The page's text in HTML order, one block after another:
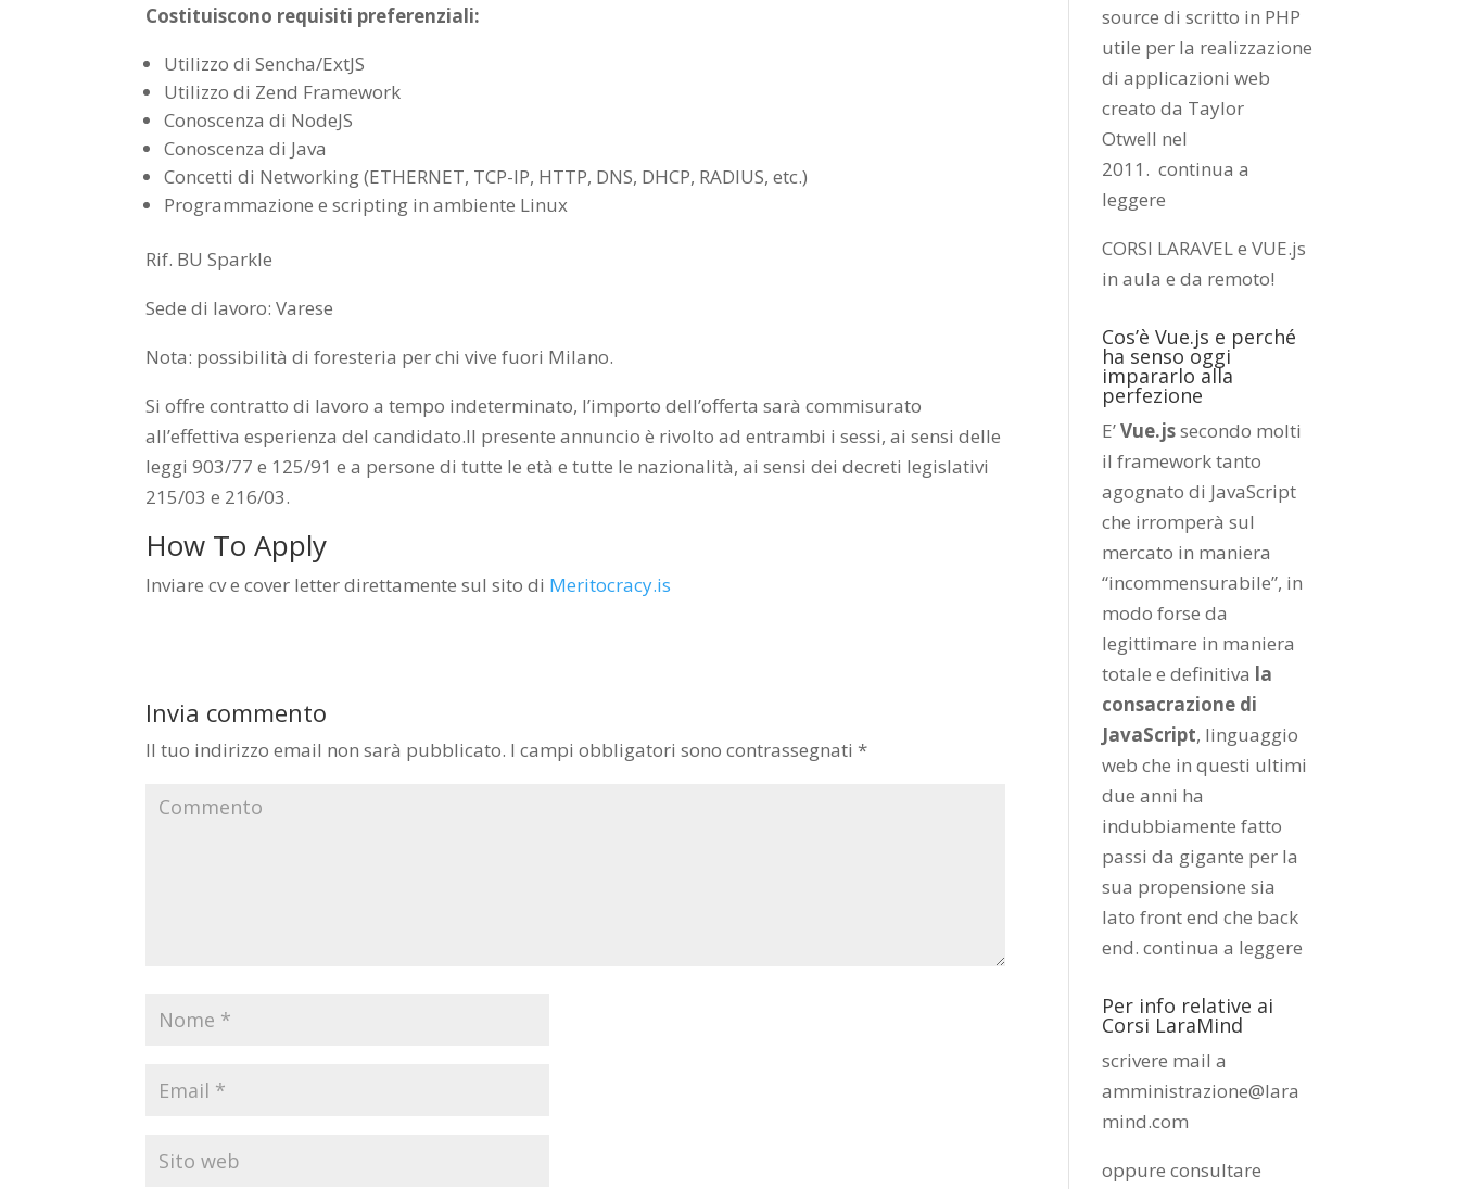
Costituiscono requisiti preferenziali:
Utilizzo di Sencha/ExtJS
Utilizzo di Zend Framework
Conoscenza di NodeJS
Conoscenza di Java
Concetti di Networking (ETHERNET, TCP-IP, HTTP, DNS, DHCP, RADIUS, etc.)
Programmazione e scripting in ambiente Linux
Rif. BU Sparkle
Sede di lavoro: Varese
Nota: possibilità di foresteria per chi vive fuori Milano.
Si offre contratto di lavoro a tempo indeterminato, l’importo dell’offerta sarà commisurato
all’effettiva esperienza del candidato.Il presente annuncio è rivolto ad entrambi i sessi, ai sensi delle
leggi 903/77 e 125/91 e a persone di tutte le età e tutte le nazionalità, ai sensi dei decreti legislativi
215/03 e 216/03.
How To Apply
Inviare cv e cover letter direttamente sul sito di Meritocracy.is
Invia commento
Il tuo indirizzo email non sarà pubblicato. I campi obbligatori sono contrassegnati *
source di scritto in PHP
utile per la realizzazione
di applicazioni web
creato da Taylor
Otwell nel
2011.continua a
leggere
CORSI LARAVEL e VUE.js
in aula e da remoto!
Cos’è Vue.js e perché
ha senso oggi
impararlo alla
perfezione
E’Vue.jssecondo molti
il framework tanto
agognato di JavaScript
che irromperà sul
mercato in maniera
“incommensurabile”, in
modo forse da
legittimare in maniera
totale e definitiva la
consacrazione di
JavaScript, linguaggio
web che in questi ultimi
due anni ha
indubbiamente fatto
passi da gigante per la
sua propensione sia
lato front end che back
end.continua a leggere
Per info relative ai
Corsi LaraMind
scrivere mail a
amministrazione@lara
mind.com
oppure consultare